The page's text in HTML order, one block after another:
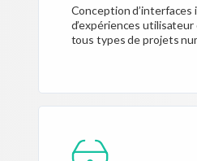
Conception
d’expériences
tous types de projets